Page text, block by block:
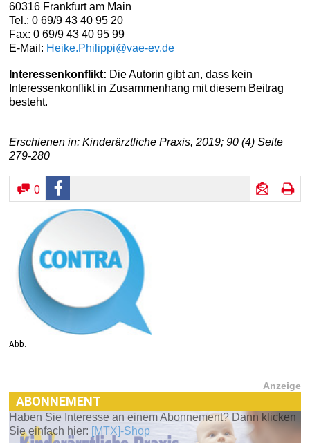
60316 Frankfurt am Main
Tel.: 0 69/9 43 40 95 20
Fax: 0 69/9 43 40 95 99
E-Mail: Heike.Philippi@vae-ev.de
Interessenkonflikt: Die Autorin gibt an, dass kein
Interessenkonflikt in Zusammenhang mit diesem Beitrag
besteht.
Erschienen in: Kinderärztliche Praxis, 2019; 90 (4) Seite
279-280
0
Abb.
Anzeige
ABONNEMENT
Haben Sie Interesse an einem Abonnement? Dann klicken
Sie einfach hier: [MTX]-Shop
[MTX]-SHOP